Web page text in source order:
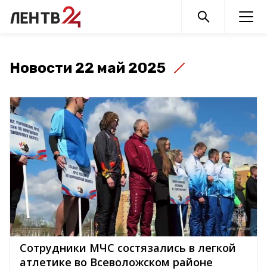
Новости 22 май 2025
Сотрудники МЧС состязались в легкой
атлетике во Всеволожском районе